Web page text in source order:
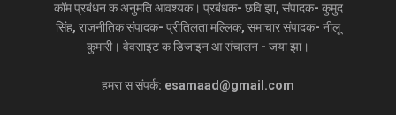
कॉम प्रबंधन क अनुमति आवश्यक। प्रबंधक- छवि झा, संपादक- कुमुद
सिंह, राजनीतिक संपादक- प्रीतिलता मल्लिक, समाचार संपादक- नीलू
कुमारी। वेवसाइट क डिजाइन आ संचालन - जया झा।
हमरा स संपर्क: esamaad@gmail.com